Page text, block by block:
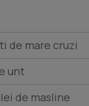
de mare cruzi
unt
de masline